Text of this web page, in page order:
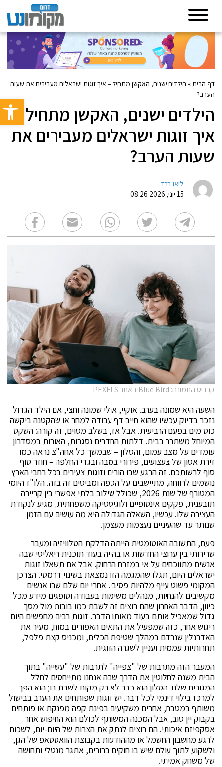
פתח
דף הבית» הילדים ישנים, האקשן מתחיל – איך זוגות ישראלים מעבירים את שעות
הערב?
הילדים ישנים, האקשן מתחיל –
איך זוגות ישראלים מעבירים את
שעות הערב?
ליאו ברד
15 יוני, 2026 08:26
קרדיט התמונה: Blue Bird באתר PEXELS
השעה היא שמונה בערב. אוקיי, אולי שמונה וחצי, אם הילד הגדול
נזכר בדיוק עכשיו שהוא חייב דף עבודה למחר או שהקטנה ביקשה
כוס מים בפעם הרביעית. אבל אז, בשלב מסוים, זה קורה: השקט
המיוחל משתרר בבית. דלתות החדרים נסגרות, האורות במסדרון
עומדים על מצב עמום, והסלון – שבמשך כל אחה"צ נראה כמו
זירת אסון של צעצועים, פירורי במבה ובגדי החלפה – חוזר סוף
סוף לרשותכם. זה הרגע שבו הורים וזוגות צעירים בכל רחבי הארץ
נושמים לרווחה, מתיישבים על הספה ומביטים זה בזה. הלו"ז היומי
המטורף של שנת 2026, שכולל שילוב בלתי אפשרי בין קריירה
תובענית, פקקים אינסופיים ולוגיסטיקה משפחתית, מגיע לנקודת
העצירה שלו. עכשיו, השאלה הגדולה היא מה עושים עם הזמן
שנותר עד שהעיניים נעצמות מעצמן.
פעם, התשובה האוטומטית הייתה הדלקת הטלוויזיה ומעבר
שרירותי בין ערוצי החדשות או בהייה בעוד תוכנית ריאליטי שבה
אנשים מתווכחים על אי במזרח הרחוק. אבל אם תשאלו זוגות
ישראלים היום, תגלו שהמגמה הזו נמצאת בשינוי דרמטי. הצרכן
המקומי פשוט עייף מלהיות פסיבי. אחרי יום שלם שבו אנשים
מקשיבים להנחיות, מנהלים משימות בעבודה וסופגים מידע מכל
כיוון, הדבר האחרון שהם רוצים זה לשבת כמו בובות מול מסך
גדול שמאכיל אותם בעוד מאותו הדבר. זוגות רבים מחפשים היום
ריגוש אחר, כזה שמפעיל את התאים האפורים במוח, מעיר את
האדרנלין שנרדם במהלך שטיפת הכלים, ומכניס קצת פלפל,
תחרותיות עממית ועניין לשגרה הזוגית.
המעבר הזה מתרבות של "צפייה" לתרבות של "עשייה" בתוך
הבית משנה לחלוטין את הדרך שבה אנחנו מתייחסים לחלל
המגורים שלנו. הסלון הוא כבר לא רק מקום לשבת בו; הוא הפך
למרכז בילוי דינמי לכל דבר. יש זוגות שפותחים את הערב בבישול
משותף במטבח, אחרים משקיעים בפינת קפה מפנקת או פותחים
בקבוק יין טוב, אבל המכנה המשותף לכולם הוא החיפוש אחר
אסקפיזם איכותי. הם רוצים לנתק את הצרות של היום-יום, לשכוח
לרגע מחשבון החשמל או מההודעות בקבוצת הוואטסאפ של הגן,
ולשקוע לתוך עולם שיש בו חוקים ברורים, אתגר מנטלי ותחושה
של משחק אמיתי.